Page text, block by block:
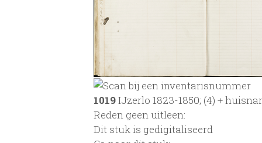
1019IJzerlo 1823-1850; (4) +
Reden geen uitleen:
Dit stuk is gedigitaliseerd